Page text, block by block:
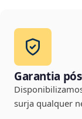
Garantia
surja qualquer